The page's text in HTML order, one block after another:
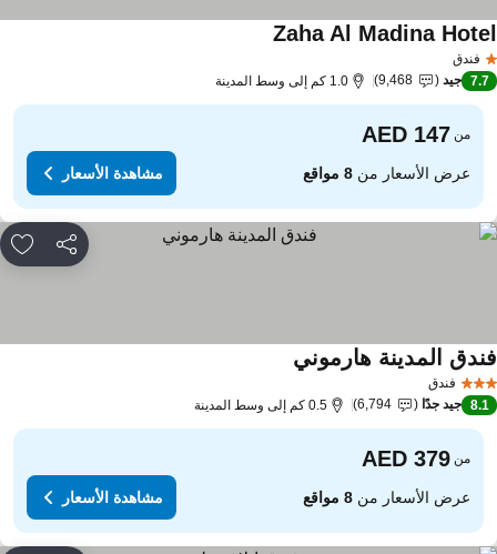
فندق
Zaha Al Madina
7.7 جيد 9,468 1.0 كم إلى وسط المدينة
من
عرض الأسعار من8 مواقع مشاهدة الأسعار
مشاركة
فندق
المدينة هارموني
8.1 جيد جدًا 6,794 0.5 كم إلى وسط المدينة
من
عرض الأسعار من8 مواقع مشاهدة الأسعار